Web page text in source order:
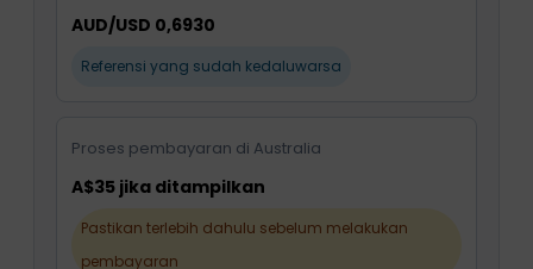
AUD/USD 0,6930
Referensi yang sudah kedaluwarsa
Proses pembayaran di Australia
A$35 jika ditampilkan
Pastikan terlebih dahulu sebelum melakukan
pembayaran